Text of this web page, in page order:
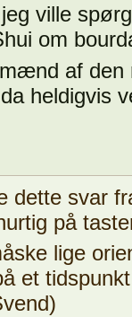
ville
om
af den
heldigvis
dette svar
på
lige
et